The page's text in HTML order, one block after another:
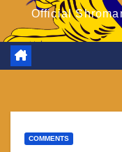
Official
COMMENTS